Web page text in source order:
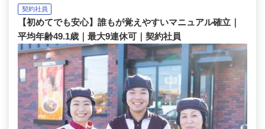
契約社員
【初めてでも安心】誰もが覚えやすいマニュアル確立｜
平均年齢49.1歳｜最大9連休可｜契約社員